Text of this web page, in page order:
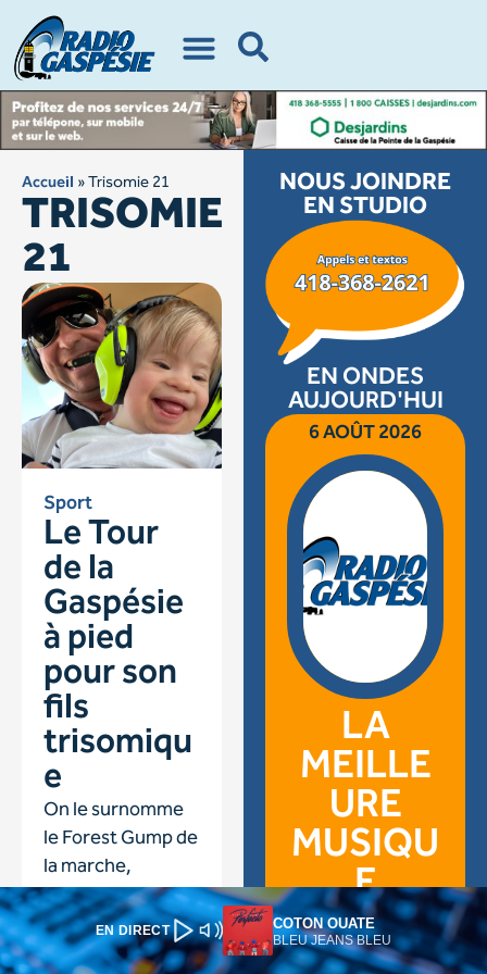
EN DIRECT COTON OUATE
BLEU JEANS BLEU